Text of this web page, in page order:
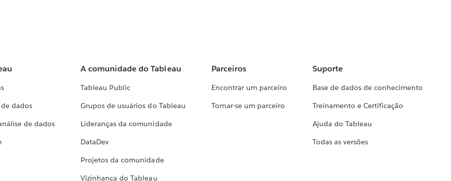
dados
de dados
A comunidade do Tableau
Tableau Public
Grupos de usuários do Tableau
Lideranças da comunidade
DataDev
Projetos da comunidade
Vizinhança do Tableau
Parceiros
Encontrar um parceiro
Tornar-se um parceiro
Suporte
Base de dados de conhecimento
Treinamento e Certificação
Ajuda do Tableau
Todas as versões